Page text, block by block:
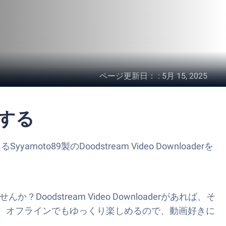
ページ更新日：:5月 15, 2025
る
Syyamoto89製のDoodstream Video Downloaderを
か？Doodstream Video Downloaderがあれば、そ
フラインでもゆっくり楽しめるので、動画好きに